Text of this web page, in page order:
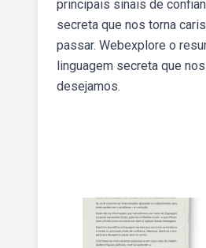
principais sinais de
secreta que nos torna
passar. Webexplore o
linguagem secreta que
desejamos.